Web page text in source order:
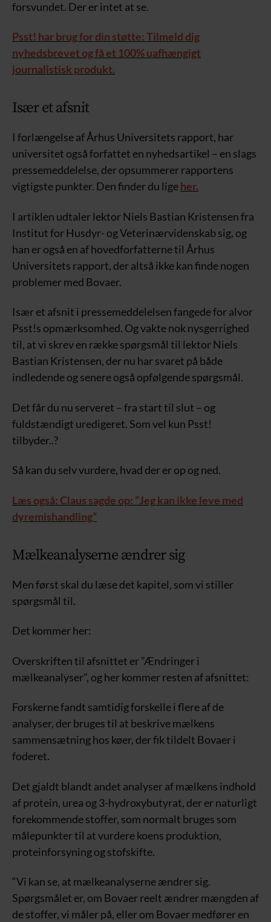
forsvundet. Der er intet at se.
Psst! har brug for din støtte: Tilmeld dig
nyhedsbrevet og få et 100% uafhængigt
journalistisk produkt.
Især et afsnit
I forlængelse af Århus Universitets rapport, har
universitet også forfattet en nyhedsartikel – en slags
pressemeddelelse, der opsummerer rapportens
vigtigste punkter. Den finder du ligeher.
I artiklen udtaler lektor Niels Bastian Kristensen fra
Institut for Husdyr- og Veterinærvidenskab sig, og
han er også en af hovedforfatterne til Århus
Universitets rapport, der altså ikke kan finde nogen
problemer med Bovaer.
Især et afsnit i pressemeddelelsen fangede for alvor
Psst!s opmærksomhed. Og vakte nok nysgerrighed
til, at vi skrev en række spørgsmål til lektor Niels
Bastian Kristensen, der nu har svaret på både
indledende og senere også opfølgende spørgsmål.
Det får du nu serveret – fra start til slut – og
fuldstændigt uredigeret. Som vel kun Psst!
tilbyder..?
Så kan du selv vurdere, hvad der er op og ned.
Læs også: Claus sagde op: ”Jeg kan ikke leve med
dyremishandling”
Mælkeanalyserne ændrer sig
Men først skal du læse det kapitel, som vi stiller
spørgsmål til.
Det kommer her:
Overskriften til afsnittet er ”Ændringer i
mælkeanalyser”, og her kommer resten af afsnittet:
Forskerne fandt samtidig forskelle i flere af de
analyser, der bruges til at beskrive mælkens
sammensætning hos køer, der fik tildelt Bovaer i
foderet.
Det gjaldt blandt andet analyser af mælkens indhold
af protein, urea og 3-hydroxybutyrat, der er naturligt
forekommende stoffer, som normalt bruges som
målepunkter til at vurdere koens produktion,
proteinforsyning og stofskifte.
“Vi kan se, at mælkeanalyserne ændrer sig.
Spørgsmålet er, om Bovaer reelt ændrer mængden af
de stoffer, vi måler på, eller om Bovaer medfører en